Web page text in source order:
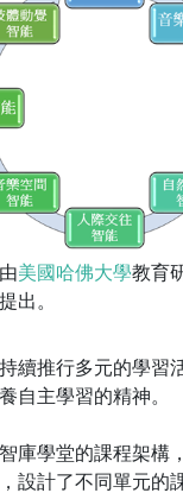
美國 哈佛大學教育
出。
續推行多元的學習
自主學習的精神。
庫學堂的課程架構
設計了不同單元的